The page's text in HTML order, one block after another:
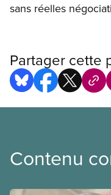
sans réelles
Partager cette
Contenu